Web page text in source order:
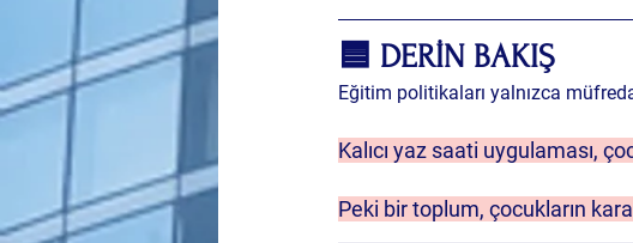
🟦 DERİN BAKIŞ
Eğitim politikaları yalnızca
Kalıcı yaz saati uygulaması,
Peki bir toplum, çocukların